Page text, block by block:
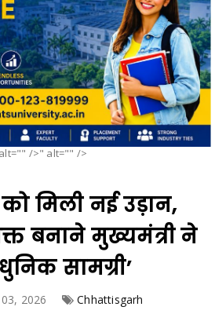
/>" alt="" />
मिली नई उड़ान,
बनाने मुख्यमंत्री ने
सामग्री’
03, 2026 Chhattisgarh